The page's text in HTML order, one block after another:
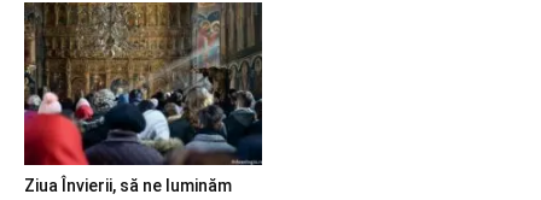
Ziua Învierii, să ne luminăm